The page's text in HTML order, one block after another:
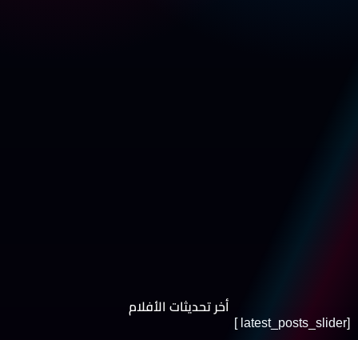
أخر تحديثات الأفلام
[latest_posts_slider ]